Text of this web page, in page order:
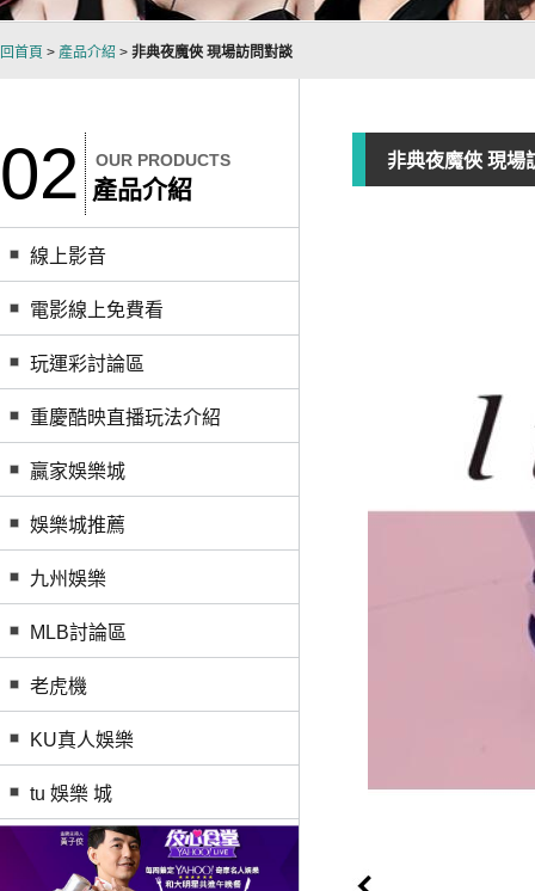
回首頁 > 產品介紹 > 非典夜魔俠 現場訪問對談
02 OUR PRODUCTS
產品介紹
線上影音
電影線上免費看
玩運彩討論區
重慶酷映直播玩法介紹
贏家娛樂城
娛樂城推薦
九州娛樂
MLB討論區
老虎機
KU真人娛樂
tu 娛樂 城
非典夜魔俠 現場